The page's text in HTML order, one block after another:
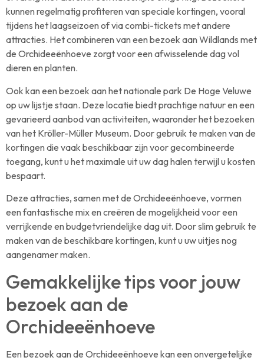
kunnen regelmatig profiteren van speciale kortingen, vooral
tijdens het laagseizoen of via combi-tickets met andere
attracties. Het combineren van een bezoek aan Wildlands met
de Orchideeënhoeve zorgt voor een afwisselende dag vol
dieren en planten.
Ook kan een bezoek aan het nationale park De Hoge Veluwe
op uw lijstje staan. Deze locatie biedt prachtige natuur en een
gevarieerd aanbod van activiteiten, waaronder het bezoeken
van het Kröller-Müller Museum. Door gebruik te maken van de
kortingen die vaak beschikbaar zijn voor gecombineerde
toegang, kunt u het maximale uit uw dag halen terwijl u kosten
bespaart.
Deze attracties, samen met de Orchideeënhoeve, vormen
een fantastische mix en creëren de mogelijkheid voor een
verrijkende en budgetvriendelijke dag uit. Door slim gebruik te
maken van de beschikbare kortingen, kunt u uw uitjes nog
aangenamer maken.
Gemakkelijke tips voor jouw
bezoek aan de
Orchideeënhoeve
Een bezoek aan de Orchideeënhoeve kan een onvergetelijke